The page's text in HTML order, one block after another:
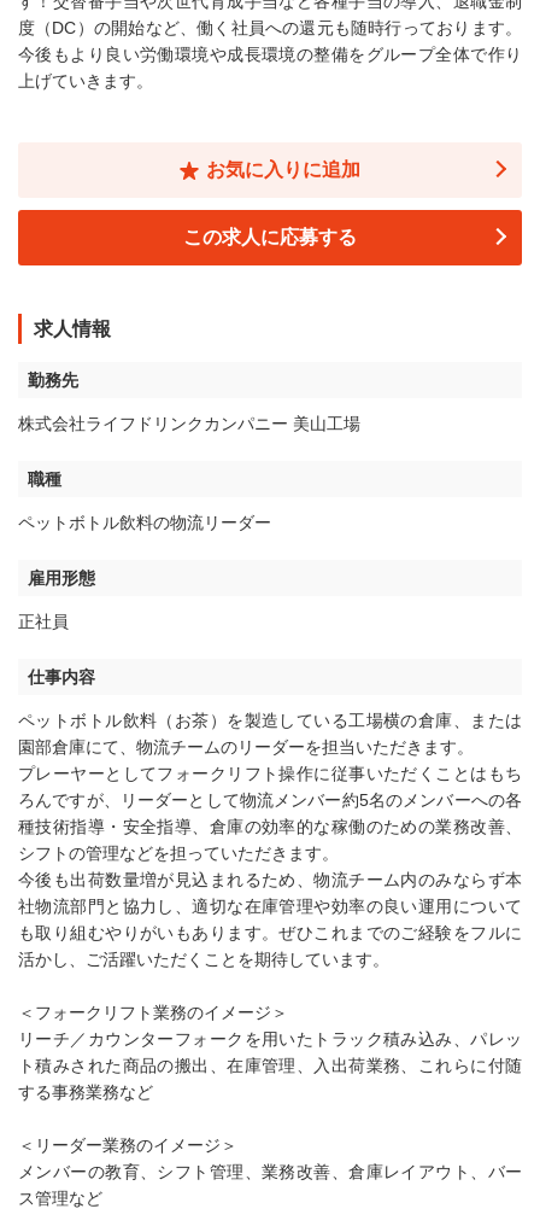
度（DC）の開始など、働く社員への還元も随時行っております。
今後もより良い労働環境や成長環境の整備をグループ全体で作り
上げていきます。
お気に入りに追加
この求人に応募する
求人情報
勤務先
株式会社ライフドリンクカンパニー 美山工場
職種
ペットボトル飲料の物流リーダー
雇用形態
正社員
仕事内容
ペットボトル飲料（お茶）を製造している工場横の倉庫、または
園部倉庫にて、物流チームのリーダーを担当いただきます。
プレーヤーとしてフォークリフト操作に従事いただくことはもち
ろんですが、リーダーとして物流メンバー約5名のメンバーへの各
種技術指導・安全指導、倉庫の効率的な稼働のための業務改善、
シフトの管理などを担っていただきます。
今後も出荷数量増が見込まれるため、物流チーム内のみならず本
社物流部門と協力し、適切な在庫管理や効率の良い運用について
も取り組むやりがいもあります。ぜひこれまでのご経験をフルに
活かし、ご活躍いただくことを期待しています。
＜フォークリフト業務のイメージ＞
リーチ／カウンターフォークを用いたトラック積み込み、パレッ
ト積みされた商品の搬出、在庫管理、入出荷業務、これらに付随
する事務業務など
＜リーダー業務のイメージ＞
メンバーの教育、シフト管理、業務改善、倉庫レイアウト、バー
ス管理など